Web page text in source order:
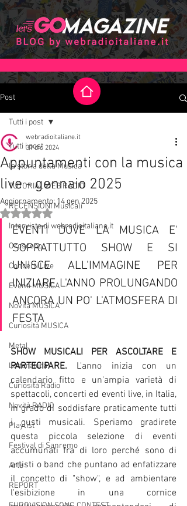
Post
Tutti i post
la storia della Musica
TUTORIAL WEB RADIO
RECENSIONI Musicali
Interviste di webradioitaliane.it
Oroscopo
Concerti Live
Eventi MUSICA
Novità MUSICA
Curiosità MUSICA
Metal
Letteratura
Curiosità Radio
Novità RADIO
Playlist
Festival di Sanremo
Arte
REPORT
Tutti i post
Appuntamenti con la musica
live - gennaio 2025
webradioitaliane.it
31 dic 2024
Aggiornamento:14 gen 2025
Valutazione NaN stelle su 5.
EVENTI DOVE LA MUSICA E'
SOPRATTUTTO SHOW E SI
UNISCE ALL'IMMAGINE PER
INIZIARE L'ANNO PROLUNGANDO
ANCORA UN PO' L'ATMOSFERA DI
FESTA
SHOW MUSICALI PER ASCOLTARE E
PARTECIPARE. L'anno inizia con un
calendario fitto e un'ampia varietà di
spettacoli, concerti ed eventi live, in Italia,
in grado di soddisfare praticamente tutti
i gusti musicali. Speriamo gradirete
questa piccola selezione di eventi
accumunati fra di loro perché sono di
artisti o band che puntano ad enfatizzare
il concetto di "show", e ad ambientare
l'esibizione in una cornice